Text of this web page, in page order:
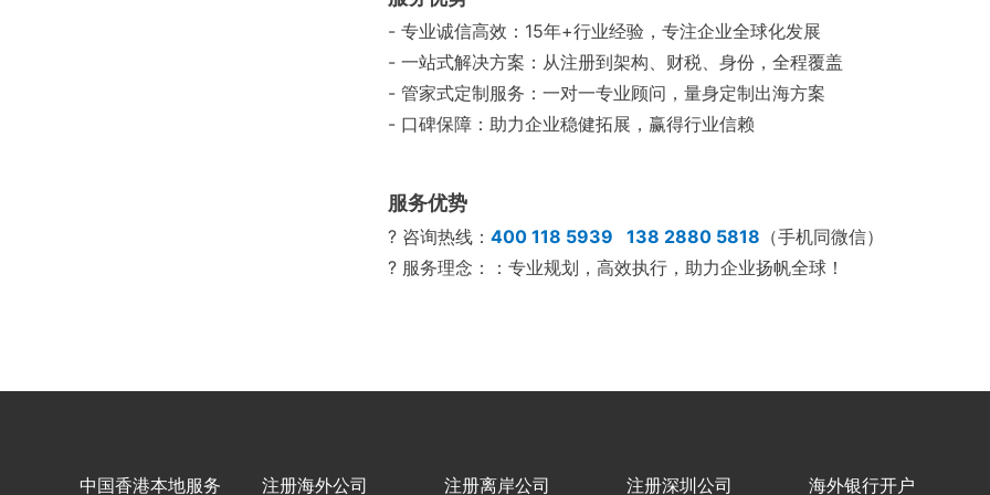
- 专业诚信高效：15年+行业经验，专注企业全球化发展
- 一站式解决方案：从注册到架构、财税、身份，全程覆盖
- 管家式定制服务：一对一专业顾问，量身定制出海方案
- 口碑保障：助力企业稳健拓展，赢得行业信赖
服务优势
? 咨询热线：400 118 5939 138 2880 5818 （手机同微信）
? 服务理念：：专业规划，高效执行，助力企业扬帆全球！
中国香港本地服务 注册海外公司 注册离岸公司 注册深圳公司 海外银行开户